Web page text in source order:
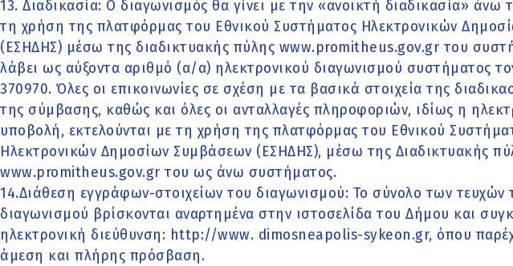
13. Διαδικασία: Ο διαγωνισμός θα γίνει με την «ανοικτή διαδικασία» άνω
τη χρήση της πλατφόρμας του Εθνικού Συστήματος Ηλεκτρονικών
(ΕΣΗΔΗΣ) μέσω της διαδικτυακής πύλης www.promitheus.gov.gr του
λάβει ως αύξοντα αριθµό (α/α) ηλεκτρονικού διαγωνισµού συστήµατος
370970. Όλες οι επικοινωνίες σε σχέση με τα βασικά στοιχεία της
της σύμβασης, καθώς και όλες οι ανταλλαγές πληροφοριών, ιδίως η
υποβολή, εκτελούνται με τη χρήση της πλατφόρμας του Εθνικού
Ηλεκτρονικών Δημοσίων Συμβάσεων (ΕΣΗΔΗΣ), μέσω της Διαδικτυακής
www.promitheus.gov.gr του ως άνω συστήματος.
14.Διάθεση εγγράφων-στοιχείων του διαγωνισμού: Το σύνολο των τευχών
διαγωνισμού βρίσκονται αναρτημένα στην ιστοσελίδα του Δήμου και
ηλεκτρονική διεύθυνση: http://www. dimosneapolis-sykeon.gr, όπου
άμεση και πλήρης πρόσβαση.